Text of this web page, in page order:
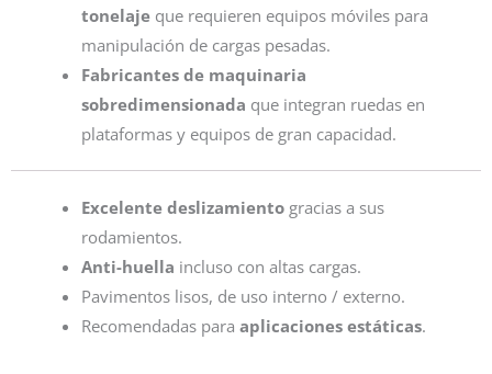
tonelajeque requieren equipos móviles para
manipulación de cargas pesadas.
Fabricantes de maquinaria
sobredimensionada que integran ruedas en
plataformas y equipos de gran capacidad.
Excelente deslizamientogracias a sus
rodamientos.
Anti-huella incluso con altas cargas.
Pavimentos lisos, de uso interno / externo.
Recomendadas para aplicaciones estáticas.